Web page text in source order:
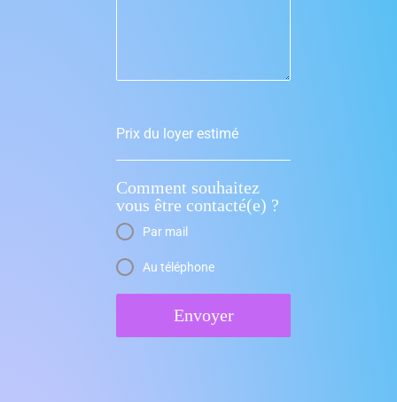
Prix du loyer estimé
Comment souhaitez
vous être contacté(e) ?
Par mail
Au téléphone
Envoyer